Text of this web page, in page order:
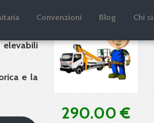
Convenzioni Blog Chi
e la
290.00 €